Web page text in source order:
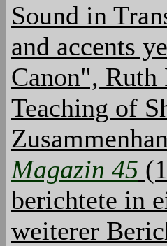
Sound in
and accents
Canon",
Teaching of
Magazin 45
berichtete in
weiterer